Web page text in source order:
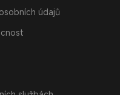
údajů